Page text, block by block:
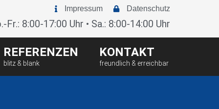
Impressum Datenschutz
Fr.: 8:00-17:00 Uhr • Sa.: 8:00-14:00 Uhr
REFERENZEN KONTAKT